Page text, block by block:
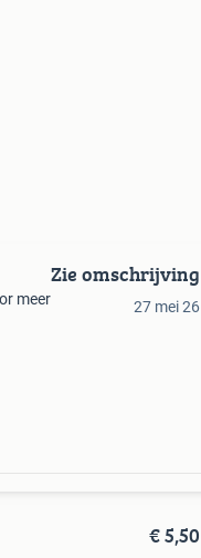
meer
Zie omschrijving
27 mei 26
€ 5,50